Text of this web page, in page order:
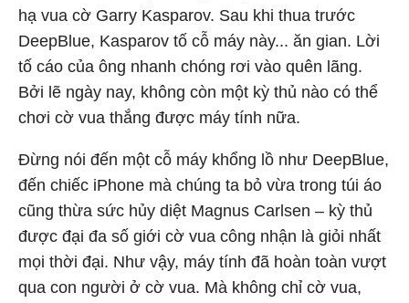
hạ vua cờ Garry Kasparov. Sau khi thua trước
DeepBlue, Kasparov tố cỗ máy này... ăn gian. Lời
tố cáo của ông nhanh chóng rơi vào quên lãng.
Bởi lẽ ngày nay, không còn một kỳ thủ nào có thể
chơi cờ vua thắng được máy tính nữa.
Đừng nói đến một cỗ máy khổng lồ như DeepBlue,
đến chiếc iPhone mà chúng ta bỏ vừa trong túi áo
cũng thừa sức hủy diệt Magnus Carlsen – kỳ thủ
được đại đa số giới cờ vua công nhận là giỏi nhất
mọi thời đại. Như vậy, máy tính đã hoàn toàn vượt
qua con người ở cờ vua. Mà không chỉ cờ vua,